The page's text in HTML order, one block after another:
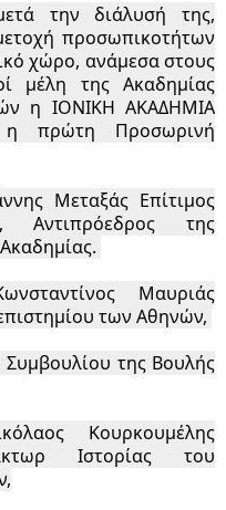
την διάλυσή της,
προσωπικοτήτων
χώρο, ανάμεσα στους
μέλη της Ακαδημίας
η ΙΟΝΙΚΗ ΑΚΑΔΗΜΙΑ
η πρώτη Προσωρινή
Μεταξάς Επίτιμος
Αντιπρόεδρος της
Μαυριάς
των Αθηνών,
της Βουλής
Κουρκουμέλης
Ιστορίας του